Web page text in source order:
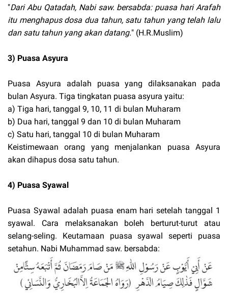
"Dari Abu Qatadah, Nabi saw. bersabda: puasa hari Arafah
itu menghapus dosa dua tahun, satu tahun yang telah lalu
dan satu tahun yang akan datang." (H.R.Muslim)
3) Puasa Asyura
Puasa Asyura adalah puasa yang dilaksanakan pada
bulan Asyura. Tiga tingkatan puasa asyura yaitu:
a) Tiga hari, tanggal 9, 10, 11 di bulan Muharam
b) Dua hari, tanggal 9 dan 10 di bulan Muharam
c) Satu hari, tanggal 10 di bulan Muharam
Keistimewaan orang yang menjalankan puasa Asyura
akan dihapus dosa satu tahun.
4) Puasa Syawal
Puasa Syawal adalah puasa enam hari setelah tanggal 1
syawal. Cara melaksanakan boleh berturut-turut atau
selang-seling. Keutamaan puasa syawal seperti puasa
setahun. Nabi Muhammad saw. bersabda: